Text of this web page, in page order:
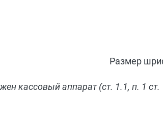
Размер
кассовый аппарат (ст. 1.1, п. 1